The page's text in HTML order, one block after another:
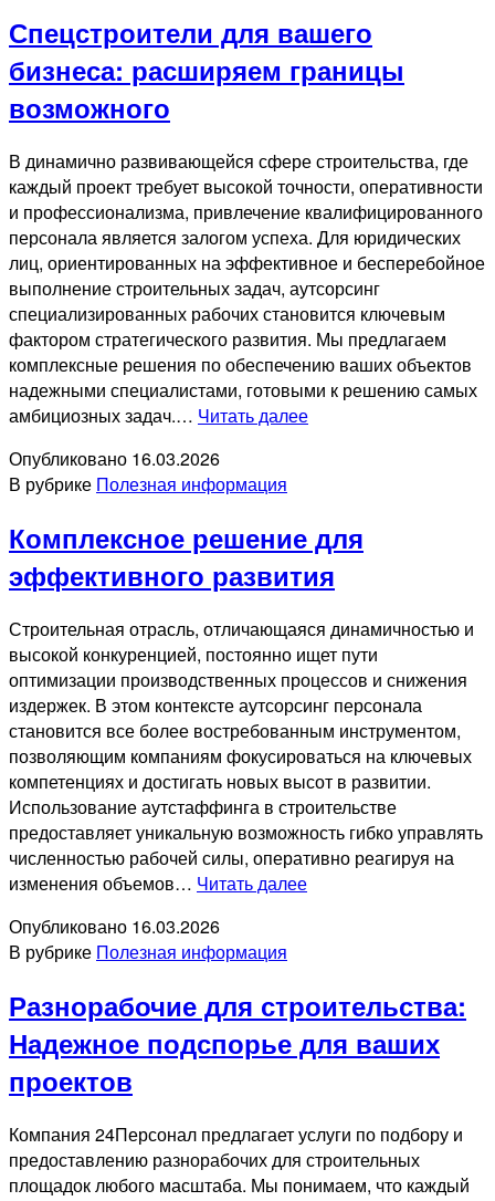
Спецстроители для вашего
бизнеса: расширяем границы
возможного
В динамично развивающейся сфере строительства, где
каждый проект требует высокой точности, оперативности
и профессионализма, привлечение квалифицированного
персонала является залогом успеха. Для юридических
лиц, ориентированных на эффективное и бесперебойное
выполнение строительных задач, аутсорсинг
специализированных рабочих становится ключевым
фактором стратегического развития. Мы предлагаем
комплексные решения по обеспечению ваших объектов
надежными специалистами, готовыми к решению самых
амбициозных задач.… Читать далееСпецстроители
границы
возможного
Опубликовано 16.03.2026
В рубрике Полезная информация
Комплексное решение для
эффективного развития
Строительная отрасль, отличающаяся динамичностью и
высокой конкуренцией, постоянно ищет пути
оптимизации производственных процессов и снижения
издержек. В этом контексте аутсорсинг персонала
становится все более востребованным инструментом,
позволяющим компаниям фокусироваться на ключевых
компетенциях и достигать новых высот в развитии.
Использование аутстаффинга в строительстве
предоставляет уникальную возможность гибко управлять
численностью рабочей силы, оперативно реагируя на
изменения объемов… Читать далееКомплексное
Опубликовано 16.03.2026
В рубрике Полезная информация
Разнорабочие для строительства:
Надежное подспорье для ваших
проектов
Компания 24Персонал предлагает услуги по подбору и
предоставлению разнорабочих для строительных
площадок любого масштаба. Мы понимаем, что каждый